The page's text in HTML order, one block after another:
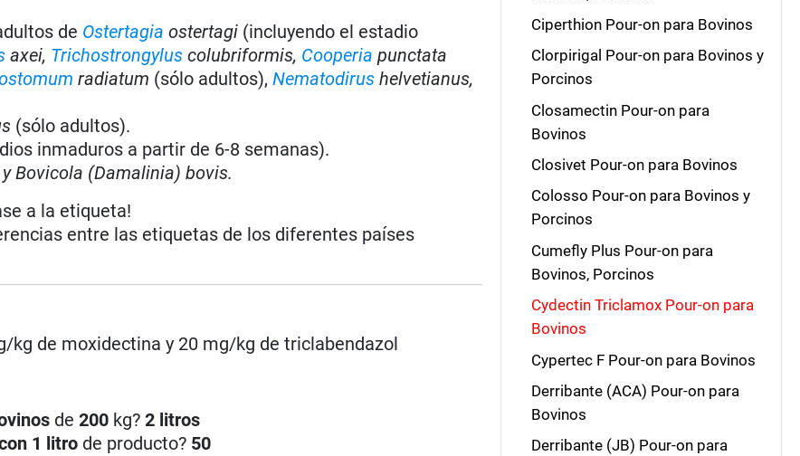
de Ostertagia ostertagi (incluyendo el estadio
axei, Trichostrongylus colubriformis, Cooperia punctata
radiatum (sólo adultos), Nematodirus helvetianus,
(sólo adultos).
inmaduros a partir de 6-8 semanas).
Bovicola (Damalinia) bovis.
a la etiqueta!
entre las etiquetas de los diferentes países
kg de moxidectina y 20 mg/kg de triclabendazol
de200 kg?2 litros
1 litro de producto? 50
Ciperthion Pour-on para Bovinos
Clorpirigal Pour-on para Bovinos y
Porcinos
Closamectin Pour-on para
Bovinos
Closivet Pour-on para Bovinos
Colosso Pour-on para Bovinos y
Porcinos
Cumefly Plus Pour-on para
Bovinos, Porcinos
Cydectin Triclamox Pour-on para
Bovinos
Cypertec F Pour-on para Bovinos
Derribante (ACA) Pour-on para
Bovinos
Derribante (JB) Pour-on para